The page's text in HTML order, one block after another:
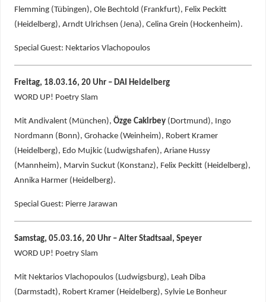
Flemming (Tübingen), Ole Bechtold (Frankfurt), Felix Peckitt
(Heidelberg), Arndt Ulrichsen (Jena), Celina Grein (Hockenheim).
Special Guest: Nektarios Vlachopoulos
Freitag, 18.03.16, 20 Uhr – DAI Heidelberg
WORD UP! Poetry Slam
Mit Andivalent (München), Özge Cakirbey(Dortmund), Ingo
Nordmann (Bonn), Grohacke (Weinheim), Robert Kramer
(Heidelberg), Edo Mujkic (Ludwigshafen), Ariane Hussy
(Mannheim), Marvin Suckut (Konstanz), Felix Peckitt (Heidelberg),
Annika Harmer (Heidelberg).
Special Guest: Pierre Jarawan
Samstag, 05.03.16, 20 Uhr – Alter Stadtsaal, Speyer
WORD UP! Poetry Slam
Mit Nektarios Vlachopoulos (Ludwigsburg), Leah Diba
(Darmstadt), Robert Kramer (Heidelberg), Sylvie Le Bonheur